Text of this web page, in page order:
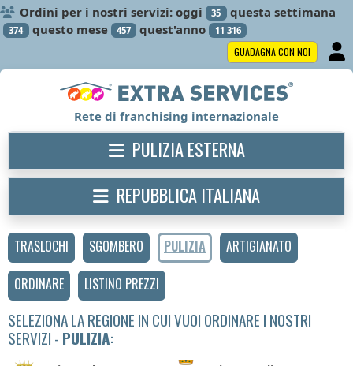
Ordini per i nostri servizi: oggi 35 questa settimana
374 questo mese 457 quest'anno 11 316
GUADAGNA CON NOI
TRASLOCHI SGOMBERO PULIZIA
ARTIGIANATO
ORDINARE
LISTINO PREZZI
SELEZIONA LA REGIONE IN CUI VUOI ORDINARE I NOSTRI
SERVIZI - PULIZIA:
Rete di franchising internazionale
PULIZIA ESTERNA
REPUBBLICA ITALIANA